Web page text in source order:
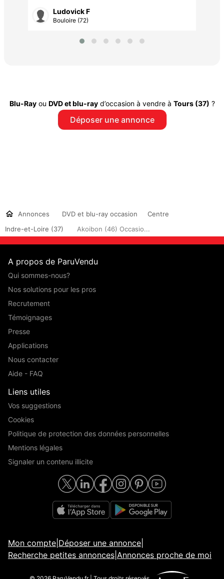
Ludovick F
Bouloire (72)
Blu-Rayou DVD et blu-rayd’occasion à vendre à Tours (37) ?
Déposer une annonce
Annonces DVD et blu-ray occasion
Centre
Indre-et-Loire (37)
Akoibon (46) Occasio...
A propos de ParuVendu
Qui sommes-nous?
Nos solutions pour les pros
Recrutement
Témoignages
Presse
Applications
Nous contacter
Aide - FAQ
Liens utiles
Vos suggestions
Cookies
Politique de protection des données personnelles
Mentions légales
Signaler un contenu illicite
Mon compte Déposer une annonce
Recherche petites annonces Annonces proche de moi